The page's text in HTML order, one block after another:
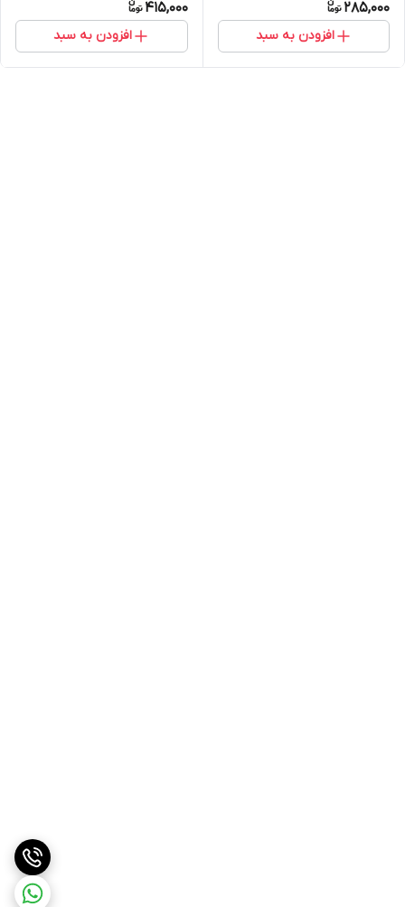
285,000
افزودن به سبد
415,000
افزودن به سبد